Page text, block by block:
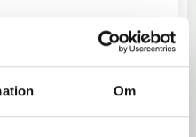
Om
Lägg
typ) RD-M8100